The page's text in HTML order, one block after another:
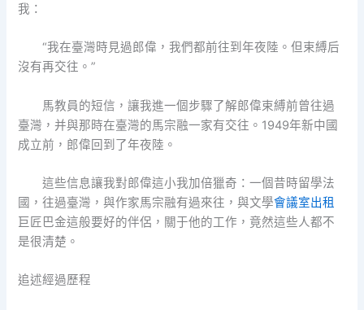
我：
“我在臺灣時見過郎偉，我們都前往到年夜陸。但束縛后
沒有再交往。”
馬教員的短信，讓我進一個步驟了解郎偉束縛前曾往過
臺灣，并與那時在臺灣的馬宗融一家有交往。1949年新中國
成立前，郎偉回到了年夜陸。
這些信息讓我對郎偉這小我加倍獵奇：一個昔時留學法
國，往過臺灣，與作家馬宗融有過來往，與文學會議室出租
巨匠巴金這般要好的伴侶，關于他的工作，竟然這些人都不
是很清楚。
追述經過歷程